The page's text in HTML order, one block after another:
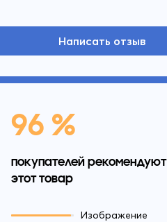
Написать отзыв
96 %
покупателей рекомендуют
этот товар
Изображение